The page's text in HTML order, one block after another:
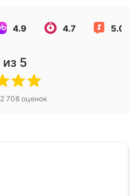
4.9 4.7 5.0
из 5
2 708оценок